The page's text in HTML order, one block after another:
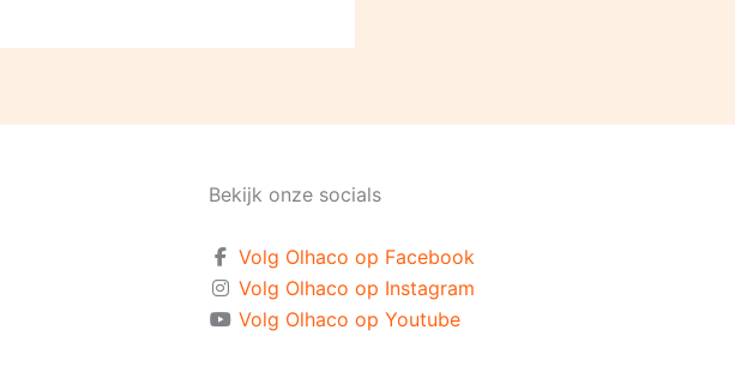
Bekijk onze socials
Volg Olhaco op Facebook
Volg Olhaco op Instagram
Volg Olhaco op Youtube